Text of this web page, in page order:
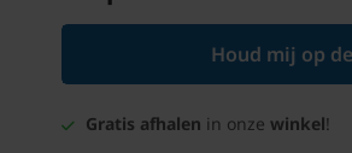
Houd mij op
Gratis afhalen in onze winkel!